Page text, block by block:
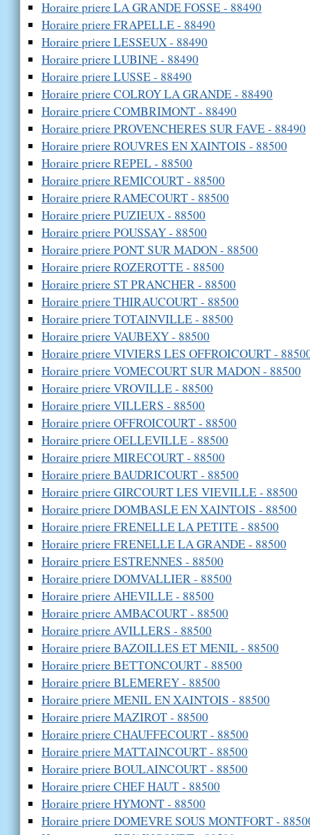
Horaire priere LA GRANDE FOSSE - 88490
Horaire priere FRAPELLE - 88490
Horaire priere LESSEUX - 88490
Horaire priere LUBINE - 88490
Horaire priere LUSSE - 88490
Horaire priere COLROY LA GRANDE - 88490
Horaire priere COMBRIMONT - 88490
Horaire priere PROVENCHERES SUR FAVE - 88490
Horaire priere ROUVRES EN XAINTOIS - 88500
Horaire priere REPEL - 88500
Horaire priere REMICOURT - 88500
Horaire priere RAMECOURT - 88500
Horaire priere PUZIEUX - 88500
Horaire priere POUSSAY - 88500
Horaire priere PONT SUR MADON - 88500
Horaire priere ROZEROTTE - 88500
Horaire priere ST PRANCHER - 88500
Horaire priere THIRAUCOURT - 88500
Horaire priere TOTAINVILLE - 88500
Horaire priere VAUBEXY - 88500
Horaire priere VIVIERS LES OFFROICOURT -
Horaire priere VOMECOURT SUR MADON - 88500
Horaire priere VROVILLE - 88500
Horaire priere VILLERS - 88500
Horaire priere OFFROICOURT - 88500
Horaire priere OELLEVILLE - 88500
Horaire priere MIRECOURT - 88500
Horaire priere BAUDRICOURT - 88500
Horaire priere GIRCOURT LES VIEVILLE - 88500
Horaire priere DOMBASLE EN XAINTOIS - 88500
Horaire priere FRENELLE LA PETITE - 88500
Horaire priere FRENELLE LA GRANDE - 88500
Horaire priere ESTRENNES - 88500
Horaire priere DOMVALLIER - 88500
Horaire priere AHEVILLE - 88500
Horaire priere AMBACOURT - 88500
Horaire priere AVILLERS - 88500
Horaire priere BAZOILLES ET MENIL - 88500
Horaire priere BETTONCOURT - 88500
Horaire priere BLEMEREY - 88500
Horaire priere MENIL EN XAINTOIS - 88500
Horaire priere MAZIROT - 88500
Horaire priere CHAUFFECOURT - 88500
Horaire priere MATTAINCOURT - 88500
Horaire priere BOULAINCOURT - 88500
Horaire priere CHEF HAUT - 88500
Horaire priere HYMONT - 88500
Horaire priere DOMEVRE SOUS MONTFORT -